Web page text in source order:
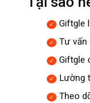
Giftgle
Tư vấn
Giftgle
Lường
Theo